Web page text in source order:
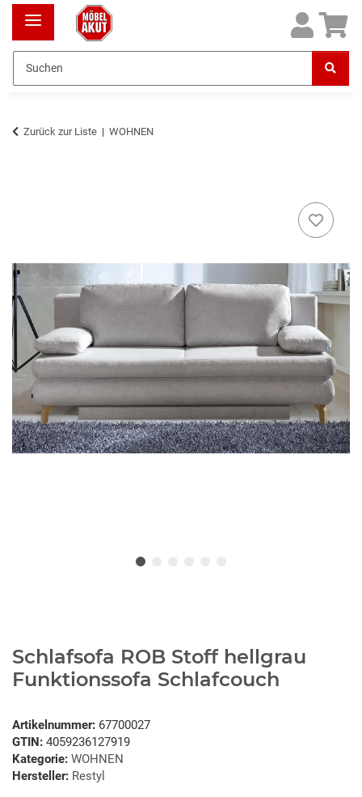
Zurück zur Liste WOHNEN
Schlafsofa ROB Stoff hellgrau
Funktionssofa Schlafcouch
Artikelnummer: 67700027
GTIN: 4059236127919
Kategorie: WOHNEN
Hersteller: Restyl